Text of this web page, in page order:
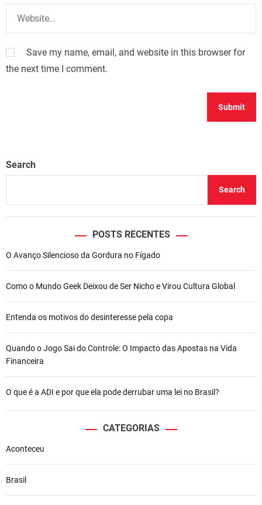
Save my name, email, and website in this browser for
the next time I comment.
Search
Search
POSTS RECENTES
O Avanço Silencioso da Gordura no Fígado
Como o Mundo Geek Deixou de Ser Nicho e Virou Cultura Global
Entenda os motivos do desinteresse pela copa
Quando o Jogo Sai do Controle: O Impacto das Apostas na Vida
Financeira
O que é a ADI e por que ela pode derrubar uma lei no Brasil?
CATEGORIAS
Aconteceu
Brasil